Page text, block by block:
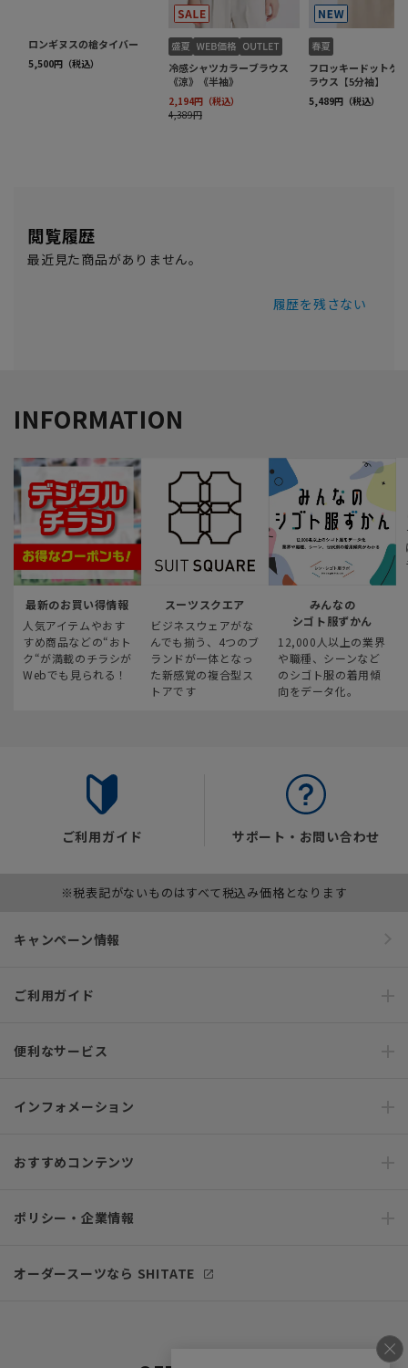
閲覧履歴
最近見た商品がありません。
履歴を残さない
INFORMATION
最新のお買い得情報
人気アイテムやおす
すめ商品などの“おト
ク“が満載のチラシが
Webでも見られる！
スーツスクエア
ビジネスウェアがな
んでも揃う、4つのブ
ランドが一体となっ
た新感覚の複合型ス
トアです
みんなの
シゴト服ずかん
12,000人以上の業界
や職種、シーンなど
のシゴト服の着用傾
向をデータ化。
ご利用ガイド サポート・お問い合わせ
※税表記がないものはすべて税込み価格となります
キャンペーン情報
ご利用ガイド
便利なサービス
インフォメーション
おすすめコンテンツ
ポリシー・企業情報
オーダースーツなら SHITATE